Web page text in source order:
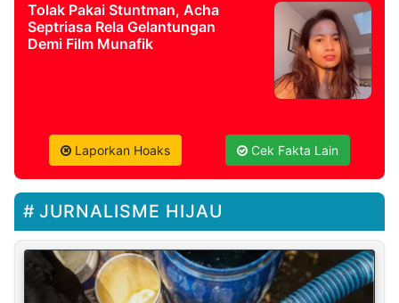
Tolak Pakai Stuntman, Acha
Septriasa Rela Gelantungan
Demi Film Munafik
Laporkan Hoaks Cek Fakta Lain
JURNALISME HIJAU